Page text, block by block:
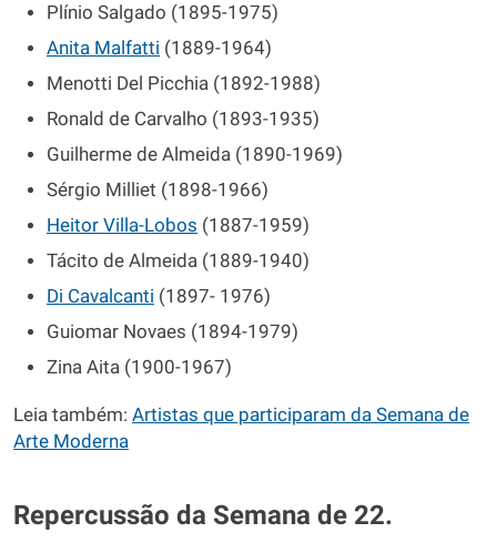
Plínio Salgado (1895-1975)
Anita Malfatti (1889-1964)
Menotti Del Picchia (1892-1988)
Ronald de Carvalho (1893-1935)
Guilherme de Almeida (1890-1969)
Sérgio Milliet (1898-1966)
Heitor Villa-Lobos (1887-1959)
Tácito de Almeida (1889-1940)
Di Cavalcanti (1897- 1976)
Guiomar Novaes (1894-1979)
Zina Aita (1900-1967)
Leia também: Artistas que participaram da Semana de
Arte Moderna
Repercussão da Semana de 22.